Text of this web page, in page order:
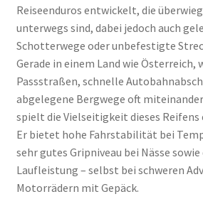
Reiseenduros entwickelt, die
unterwegs sind, dabei jedoch auch
Schotterwege oder unbefestigte
Gerade in einem Land wie Österreich,
Passstraßen, schnelle
abgelegene Bergwege oft
spielt die Vielseitigkeit dieses
Er bietet hohe Fahrstabilität bei
sehr gutes Gripniveau bei Nässe
Laufleistung – selbst bei schweren
Motorrädern mit Gepäck.